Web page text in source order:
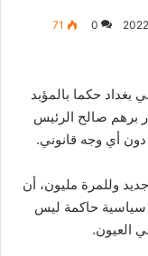
0
71
بغداد حكما بالمؤبد
برهم صالح الرئيس
دون أي وجه قانوني.
وللمرة مليون، أن
سياسية حاكمة ليس
العيون.